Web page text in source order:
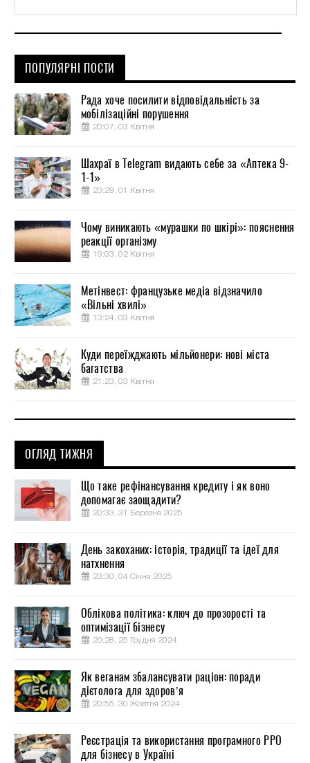
ПОПУЛЯРНІ ПОСТИ
Рада хоче посилити відповідальність за
мобілізаційні порушення
20:07, 03 Квітня
Шахраї в Telegram видають себе за «Аптека 9-
1-1»
23:29, 01 Квітня
Чому виникають «мурашки по шкірі»: пояснення
реакції організму
19:03, 02 Квітня
Метінвест: французьке медіа відзначило
«Вільні хвилі»
13:24, 03 Квітня
Куди переїжджають мільйонери: нові міста
багатства
21:23, 03 Квітня
ОГЛЯД ТИЖНЯ
Що таке рефінансування кредиту і як воно
допомагає заощадити?
20:33, 31 Березня 2025
День закоханих: історія, традиції та ідеї для
натхнення
23:30, 04 Січня 2025
Облікова політика: ключ до прозорості та
оптимізації бізнесу
20:28, 25 Грудня 2024
Як веганам збалансувати раціон: поради
дієтолога для здоров’я
20:55, 30 Жовтня 2024
Реєстрація та використання програмного РРО
для бізнесу в Україні